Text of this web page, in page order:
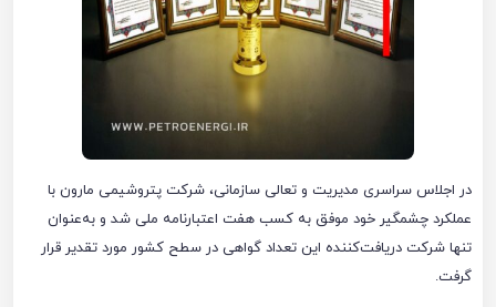
در اجلاس سراسری مدیریت و تعالی سازمانی، شرکت پتروشیمی مارون با
عملکرد چشمگیر خود موفق به کسب هفت اعتبارنامه ملی شد و به‌عنوان
تنها شرکت دریافت‌کننده این تعداد گواهی در سطح کشور مورد تقدیر قرار
گرفت.